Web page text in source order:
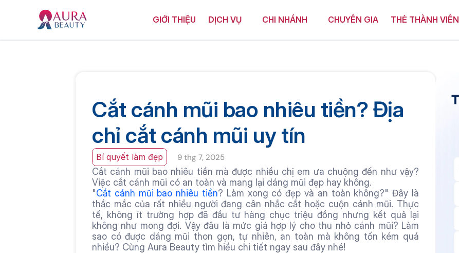
GIỚI THIỆU DỊCH VỤ CHI NHÁNH CHUYÊN GIA THẺ THÀNH VIÊN
Cắt cánh mũi bao nhiêu tiền? Địa
chỉ cắt cánh mũi uy tín
Bí quyết làm đẹp 9 thg 7, 2025
Cắt cánh mũi bao nhiêu tiền mà được nhiều chị em ưa chuộng đến như vậy?
Việc cắt cánh mũi có an toàn và mang lại dáng mũi đẹp hay không.
"Cắt cánh mũi bao nhiêu tiền? Làm xong có đẹp và an toàn không?" Đây là
thắc mắc của rất nhiều người đang cân nhắc cắt hoặc cuộn cánh mũi. Thực
tế, không ít trường hợp đã đầu tư hàng chục triệu đồng nhưng kết quả lại
không như mong đợi. Vậy đâu là mức giá hợp lý cho thu nhỏ cánh mũi? Làm
sao có được dáng mũi thon gọn, tự nhiên, an toàn mà không tốn kém quá
nhiều? Cùng Aura Beauty tìm hiểu chi tiết ngay sau đây nhé!